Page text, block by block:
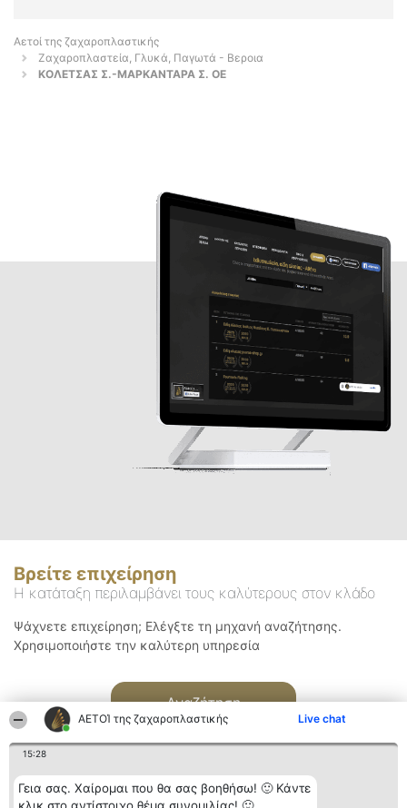
ΑΕΤΟΊ της ζαχαροπλαστικής Live chat
15:28
Γεια σας. Χαίρομαι που θα σας βοηθήσω! 🙂 Κάντε
Αετοί της ζαχαροπλαστικής
Ζαχαροπλαστεία, Γλυκά, Παγωτά - Βεροια
ΚΟΛΕΤΣΑΣ Σ.-ΜΑΡΚΑΝΤΑΡΑ Σ. ΟΕ
Βρείτε επιχείρηση
Η κατάταξη περιλαμβάνει τους καλύτερους στον κλάδο
Ψάχνετε επιχείρηση; Ελέγξτε τη μηχανή αναζήτησης.
Χρησιμοποιήστε την καλύτερη υπηρεσία
Αναζήτηση